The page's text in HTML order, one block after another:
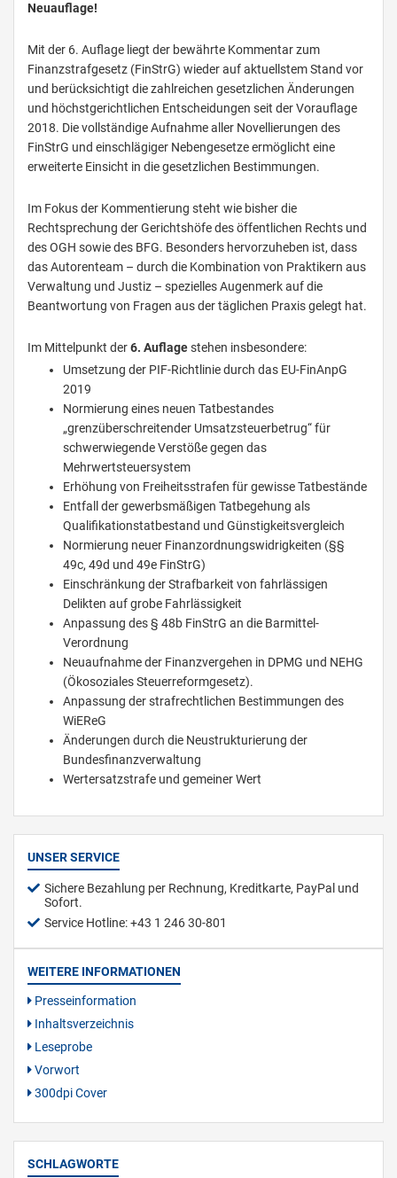
Neuauflage!
Mit der 6. Auflage liegt der bewährte Kommentar zum
Finanzstrafgesetz (FinStrG) wieder auf aktuellstem Stand vor
und berücksichtigt die zahlreichen gesetzlichen Änderungen
und höchstgerichtlichen Entscheidungen seit der Vorauflage
2018. Die vollständige Aufnahme aller Novellierungen des
FinStrG und einschlägiger Nebengesetze ermöglicht eine
erweiterte Einsicht in die gesetzlichen Bestimmungen.
Im Fokus der Kommentierung steht wie bisher die
Rechtsprechung der Gerichtshöfe des öffentlichen Rechts und
des OGH sowie des BFG. Besonders hervorzuheben ist, dass
das Autorenteam – durch die Kombination von Praktikern aus
Verwaltung und Justiz – spezielles Augenmerk auf die
Beantwortung von Fragen aus der täglichen Praxis gelegt hat.
Im Mittelpunkt der6. Auflagestehen insbesondere:
Umsetzung der PIF-Richtlinie durch das EU-FinAnpG
2019
Normierung eines neuen Tatbestandes
„grenzüberschreitender Umsatzsteuerbetrug“ für
schwerwiegende Verstöße gegen das
Mehrwertsteuersystem
Erhöhung von Freiheitsstrafen für gewisse Tatbestände
Entfall der gewerbsmäßigen Tatbegehung als
Qualifikationstatbestand und Günstigkeitsvergleich
Normierung neuer Finanzordnungswidrigkeiten (§§
49c, 49d und 49e FinStrG)
Einschränkung der Strafbarkeit von fahrlässigen
Delikten auf grobe Fahrlässigkeit
Anpassung des § 48b FinStrG an die Barmittel-
Verordnung
Neuaufnahme der Finanzvergehen in DPMG und NEHG
(Ökosoziales Steuerreformgesetz).
Anpassung der strafrechtlichen Bestimmungen des
WiEReG
Änderungen durch die Neustrukturierung der
Bundesfinanzverwaltung
Wertersatzstrafe und gemeiner Wert
UNSER SERVICE
Sichere Bezahlung per Rechnung, Kreditkarte, PayPal und
Sofort.
Service Hotline: +43 1 246 30-801
WEITERE INFORMATIONEN
Presseinformation
Inhaltsverzeichnis
Leseprobe
Vorwort
300dpi Cover
SCHLAGWORTE